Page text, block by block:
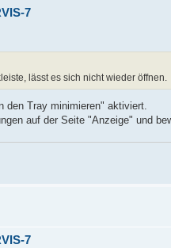
7
lässt es sich nicht wieder öffnen.
den Tray minimieren" aktiviert.
auf der Seite "Anzeige" und
7